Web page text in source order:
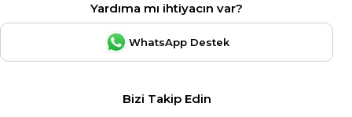
Yardıma mı ihtiyacın var?
WhatsApp Destek
Bizi Takip Edin